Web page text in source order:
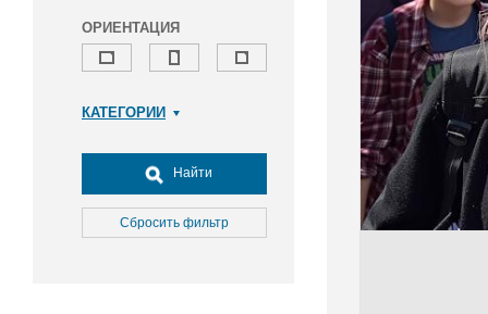
ОРИЕНТАЦИЯ
КАТЕГОРИИ
Досуг, туризм и отдых
Культура
Медицина
Найти
Сбросить фильтр